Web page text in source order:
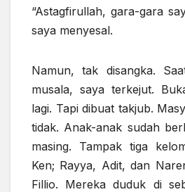
“Astagfirullah, gara-gara
saya menyesal.
Namun, tak disangka.
musala, saya terkejut.
lagi. Tapi dibuat takjub.
tidak. Anak-anak sudah
masing. Tampak tiga
Ken; Rayya, Adit, dan
Fillio. Mereka duduk di